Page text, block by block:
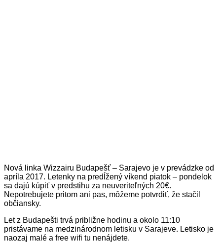
Nová linka Wizzairu Budapešť – Sarajevo je v prevádzke od
apríla 2017. Letenky na predĺžený víkend piatok – pondelok
sa dajú kúpiť v predstihu za neuveriteľných 20€.
Nepotrebujete pritom ani pas, môžeme potvrdiť, že stačil
občiansky.
Let z Budapešti trvá približne hodinu a okolo 11:10
pristávame na medzinárodnom letisku v Sarajeve. Letisko je
naozaj malé a free wifi tu nenájdete.